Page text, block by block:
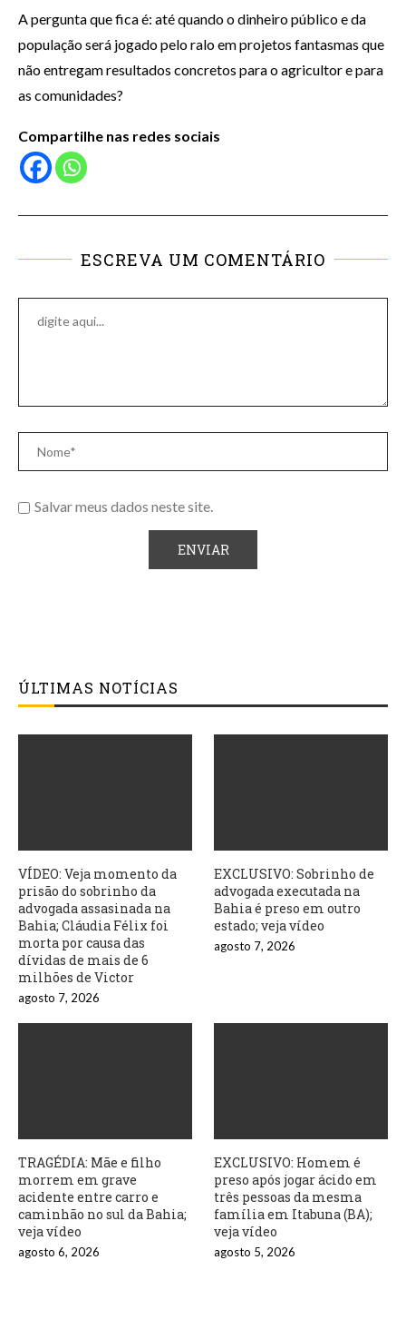
A pergunta que fica é: até quando o dinheiro público e da
população será jogado pelo ralo em projetos fantasmas que
não entregam resultados concretos para o agricultor e para
as comunidades?
Compartilhe nas redes sociais
ESCREVA UM COMENTÁRIO
Salvar meus dados neste site.
ÚLTIMAS NOTÍCIAS
VÍDEO: Veja momento da
prisão do sobrinho da
advogada assasinada na
Bahia; Cláudia Félix foi
morta por causa das
dívidas de mais de 6
milhões de Victor
agosto 7, 2026
EXCLUSIVO: Sobrinho de
advogada executada na
Bahia é preso em outro
estado; veja vídeo
agosto 7, 2026
TRAGÉDIA: Mãe e filho
morrem em grave
acidente entre carro e
caminhão no sul da Bahia;
veja vídeo
agosto 6, 2026
EXCLUSIVO: Homem é
preso após jogar ácido em
três pessoas da mesma
família em Itabuna (BA);
veja vídeo
agosto 5, 2026